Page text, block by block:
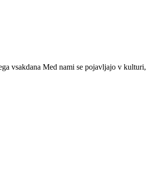
vsakdana Med nami se pojavljajo v kulturi,